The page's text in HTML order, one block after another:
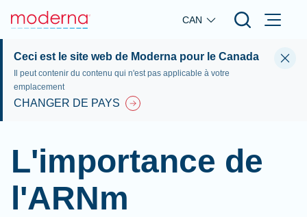
Skip to main content
CAN
Ceci est le site web de Moderna pour le Canada
Il peut contenir du contenu qui n'est pas applicable à votre
emplacement
CHANGER DE PAYS
L'importance de
l'ARNm